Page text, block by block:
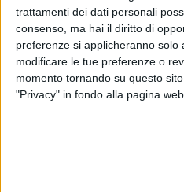
trattamenti dei dati personali
consenso, ma hai il diritto di
preferenze si applicheranno solo
modificare le tue preferenze o
momento tornando su questo
"Privacy" in fondo alla pagina web.
successivo controllo ha
sua disponibilità un telefono
a sequestro. Tratto in arresto
presso la casa circondariale di